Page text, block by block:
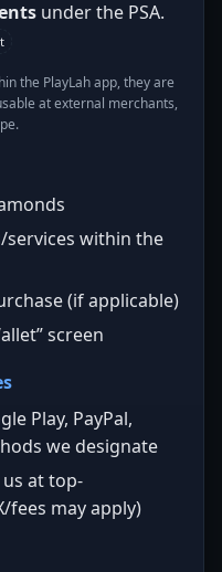
under the PSA.
the PlayLah app, they are
at external merchants,
services within the
(if applicable)
screen
Play, PayPal,
we designate
us at top-
fees may apply)